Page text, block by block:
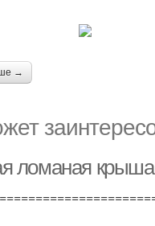
→
ломаная крыша